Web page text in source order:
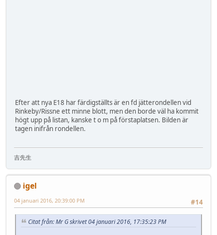
Efter att nya E18 har färdigställts är en fd jätterondellen vid
Rinkeby/Rissne ett minne blott, men den borde väl ha kommit
högt upp på listan, kanske t o m på förstaplatsen. Bilden är
tagen inifrån rondellen.
吉先生
igel
#14
04 januari 2016, 20:39:00 PM
Citat från: Mr G skrivet 04 januari 2016, 17:35:23 PM